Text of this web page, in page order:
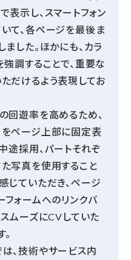
示し、スマートフォン
て、各ページを最後ま
した。ほかにも、カラ
調することで、重要な
だけるよう表現してお
回遊率を高めるため、
ページ上部に固定表
途採用、パートそれぞ
写真を使用すること
じていただき、ページ
フォームへのリンクバ
ムーズにCVしていた
、技術やサービス内